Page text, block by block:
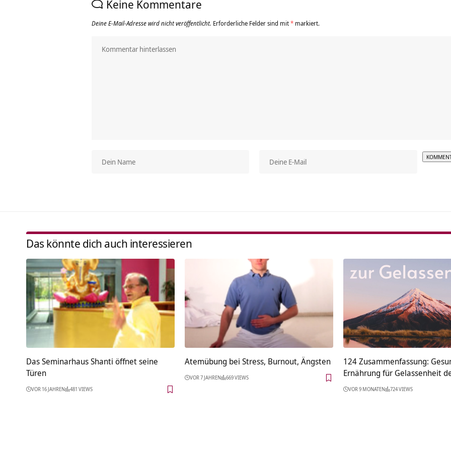
Keine Kommentare
Deine E-Mail-Adresse wird nicht veröffentlicht. Erforderliche Felder sind mit* markiert.
Das könnte dich auch interessieren
Das Seminarhaus Shanti öffnet seine
Türen
VOR 16 JAHREN 481 VIEWS
Atemübung bei Stress, Burnout, Ängsten
VOR 7 JAHREN 669 VIEWS
124 Zusammenfassung:
Ernährung für Gelassenheit
VOR 9 MONATEN 724 VIEWS